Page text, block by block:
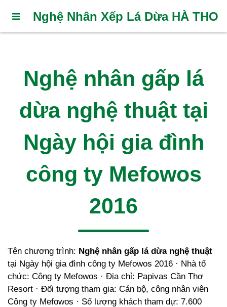
Nghệ Nhân Xếp Lá Dừa HÀ THO
Nghệ nhân gấp lá
dừa nghệ thuật tại
Ngày hội gia đình
công ty Mefowos
2016
Tên chương trình: Nghệ nhân gấp lá dừa nghệ thuật
tại Ngày hội gia đình công ty Mefowos 2016 · Nhà tổ
chức: Công ty Mefowos · Địa chỉ: Papivas Cần Thơ
Resort · Đối tượng tham gia: Cán bộ, công nhân viên
Công ty Mefowos · Số lượng khách tham dự: 7.600